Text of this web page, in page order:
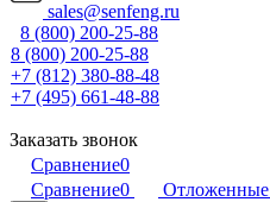
sales@senfeng.ru
8 (800) 200-25-88
8 (800) 200-25-88
+7 (812) 380-88-48
+7 (495) 661-48-88
Заказать звонок
Сравнение0
Сравнение0 Отложенные